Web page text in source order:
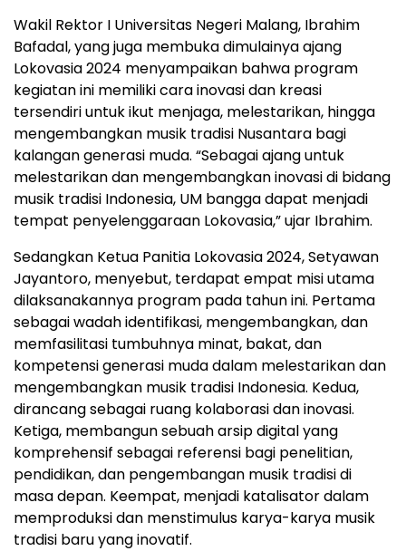
Wakil Rektor I Universitas Negeri Malang, Ibrahim
Bafadal, yang juga membuka dimulainya ajang
Lokovasia 2024 menyampaikan bahwa program
kegiatan ini memiliki cara inovasi dan kreasi
tersendiri untuk ikut menjaga, melestarikan, hingga
mengembangkan musik tradisi Nusantara bagi
kalangan generasi muda. “Sebagai ajang untuk
melestarikan dan mengembangkan inovasi di bidang
musik tradisi Indonesia, UM bangga dapat menjadi
tempat penyelenggaraan Lokovasia,” ujar Ibrahim.
Sedangkan Ketua Panitia Lokovasia 2024, Setyawan
Jayantoro, menyebut, terdapat empat misi utama
dilaksanakannya program pada tahun ini. Pertama
sebagai wadah identifikasi, mengembangkan, dan
memfasilitasi tumbuhnya minat, bakat, dan
kompetensi generasi muda dalam melestarikan dan
mengembangkan musik tradisi Indonesia. Kedua,
dirancang sebagai ruang kolaborasi dan inovasi.
Ketiga, membangun sebuah arsip digital yang
komprehensif sebagai referensi bagi penelitian,
pendidikan, dan pengembangan musik tradisi di
masa depan. Keempat, menjadi katalisator dalam
memproduksi dan menstimulus karya-karya musik
tradisi baru yang inovatif.